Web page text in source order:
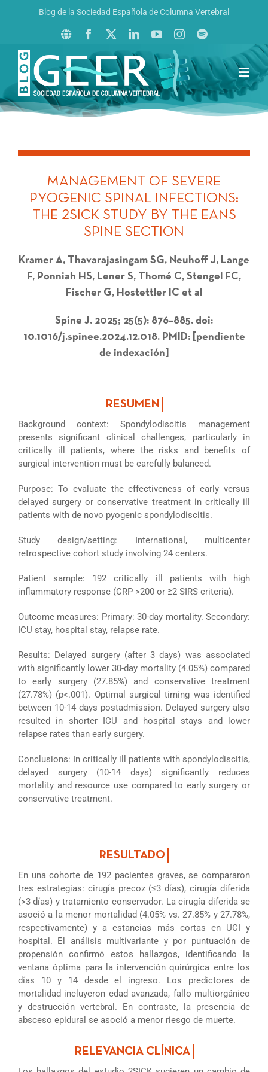
Blog de la Sociedad Española de Columna Vertebral
Inicio
Revista La Columna al Día
Reto al Raquis
MANAGEMENT OF SEVERE
PYOGENIC SPINAL INFECTIONS:
THE 2SICK STUDY BY THE EANS
SPINE SECTION
Kramer A, Thavarajasingam SG, Neuhoff J, Lange
F, Ponniah HS, Lener S, Thomé C, Stengel FC,
Fischer G, Hostettler IC et al
Spine J. 2025; 25(5): 876–885. doi:
10.1016/j.spinee.2024.12.018. PMID: [pendiente
de indexación]
Background context: Spondylodiscitis management
presents significant clinical challenges, particularly in
critically ill patients, where the risks and benefits of
surgical intervention must be carefully balanced.
Purpose: To evaluate the effectiveness of early versus
delayed surgery or conservative treatment in critically ill
patients with de novo pyogenic spondylodiscitis.
Study design/setting: International, multicenter
retrospective cohort study involving 24 centers.
Patient sample: 192 critically ill patients with high
inflammatory response (CRP >200 or ≥2 SIRS criteria).
Outcome measures: Primary: 30-day mortality. Secondary:
ICU stay, hospital stay, relapse rate.
Results: Delayed surgery (after 3 days) was associated
with significantly lower 30-day mortality (4.05%) compared
to early surgery (27.85%) and conservative treatment
(27.78%) (p<.001). Optimal surgical timing was identified
between 10-14 days postadmission. Delayed surgery also
resulted in shorter ICU and hospital stays and lower
relapse rates than early surgery.
Conclusions: In critically ill patients with spondylodiscitis,
delayed surgery (10-14 days) significantly reduces
mortality and resource use compared to early surgery or
conservative treatment.
En una cohorte de 192 pacientes graves, se compararon
tres estrategias: cirugía precoz (≤3 días), cirugía diferida
(>3 días) y tratamiento conservador. La cirugía diferida se
asoció a la menor mortalidad (4.05% vs. 27.85% y 27.78%,
respectivamente) y a estancias más cortas en UCI y
hospital. El análisis multivariante y por puntuación de
propensión confirmó estos hallazgos, identificando la
ventana óptima para la intervención quirúrgica entre los
días 10 y 14 desde el ingreso. Los predictores de
mortalidad incluyeron edad avanzada, fallo multiorgánico
y destrucción vertebral. En contraste, la presencia de
absceso epidural se asoció a menor riesgo de muerte.